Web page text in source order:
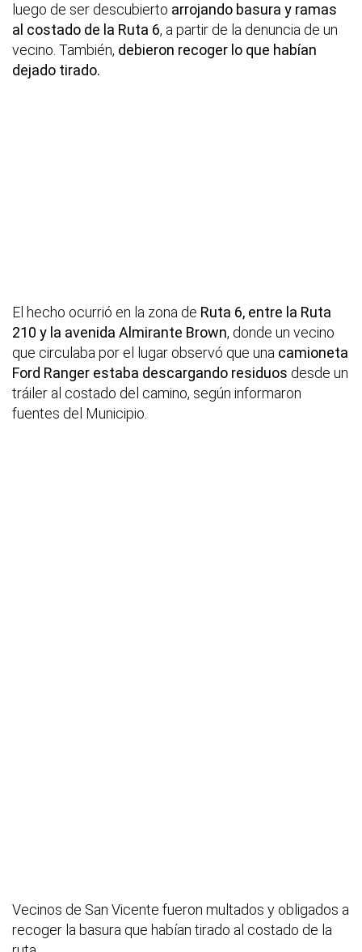
luego de ser descubierto arrojando basura y ramas
al costado de la Ruta 6, a partir de la denuncia de un
vecino. También, debieron recoger lo que habían
dejado tirado.
El hecho ocurrió en la zona de Ruta 6, entre la Ruta
210 y la avenida Almirante Brown, donde un vecino
que circulaba por el lugar observó que una camioneta
Ford Ranger estaba descargando residuos desde un
tráiler al costado del camino, según informaron
fuentes del Municipio.
Vecinos de San Vicente fueron multados y obligados a
recoger la basura que habían tirado al costado de la